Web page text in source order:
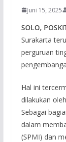
Juni 15, 2025
SOLO,
Surakarta
perguruan
Hal ini
dilakukan
Sebagai
dalam
(SPMI) dan